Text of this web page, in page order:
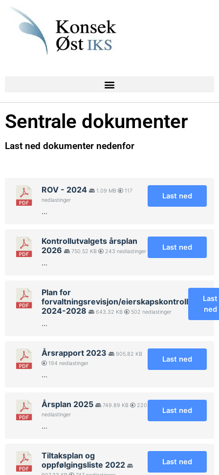
Sentrale dokumenter
Last ned dokumenter nedenfor
ROV - 2024 1.09 MB
117
nedlastinger
...
Last ned
Kontrollutvalgets årsplan
2026
750.52 KB 243 nedlastinger
...
Last ned
Plan for
forvaltningsrevisjon/eierskapskontroll
2024-2028
643.32 KB 502 nedlastinger
...
Last
ned
Årsrapport 2023
905.82 KB
194 nedlastinger
...
Last ned
Årsplan 2025 749.89 KB
220
nedlastinger
...
Last ned
Tiltaksplan og
oppfølgingsliste 2022
Last ned